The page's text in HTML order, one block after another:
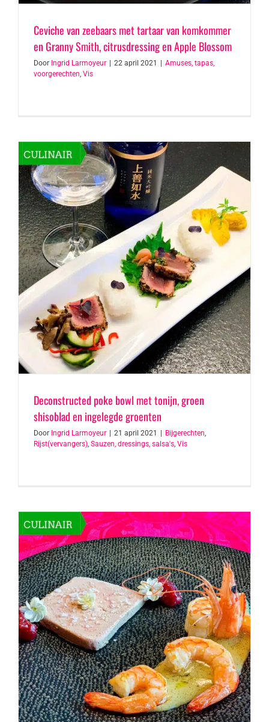
Ceviche van zeebaars met tartaar van komkommer
en Granny Smith, citrusdressing en Apple Blossom
Door Ingrid Larmoyeur 22 april 2021
Amuses, tapas,
voorgerechten, Vis
Deconstructed poke bowl met tonijn, groen
shisoblad en ingelegde groenten
Door Ingrid Larmoyeur 21 april 2021 Bijgerechten,
Rijst(vervangers), Sauzen, dressings, salsa's, Vis